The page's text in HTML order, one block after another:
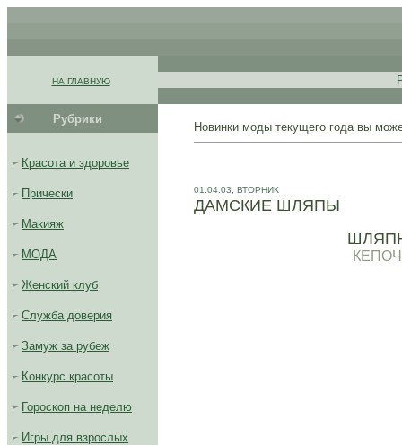
НА ГЛАВНУЮ.
Рубрики
Красота и здоровье
Прически
Макияж
МОДА
Женский клуб
Служба доверия
Замуж за рубеж
Конкурс красоты
Гороскоп на неделю
Игры для взрослых
Новинки моды текущего года вы
01.04.03, ВТОРНИК
ДАМСКИЕ ШЛЯПЫ